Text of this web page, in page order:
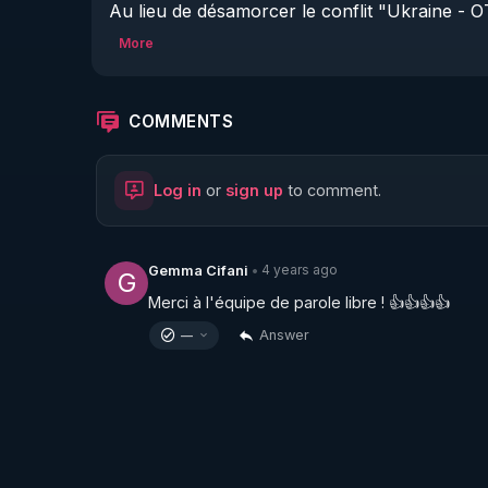
Au lieu de désamorcer le conflit "Ukraine -
chars à l’Ukraine . Ce président est un
depuis 2014. Il devra rendre des comptes
parlement . Il doit être jugé le jour ou la
collabos ! https://www.youtube.com/
More
COMMENTS
Log in or sign up to comment.
G Gemma Cifani • 4 years ago
Merci à l'équipe de parole libre ! 👍👍👍👍
— Answer